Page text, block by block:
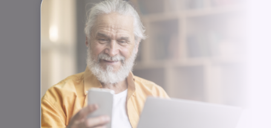
je nezisková
falcony terapii,